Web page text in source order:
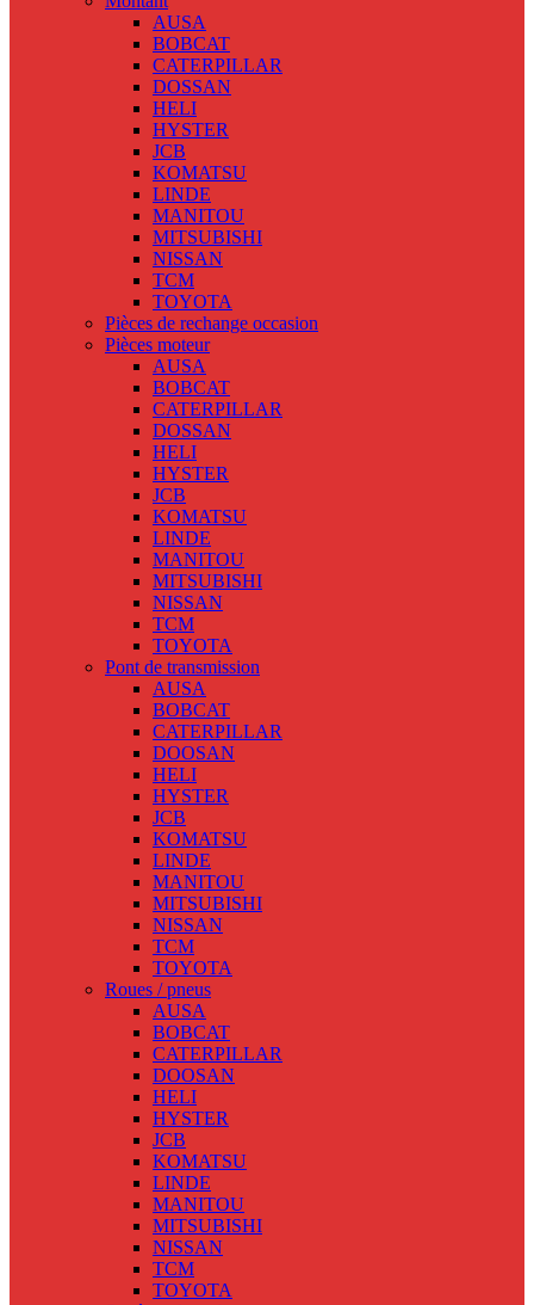
AUSA
BOBCAT
CATERPILLAR
DOSSAN
HELI
HYSTER
JCB
KOMATSU
LINDE
MANITOU
MITSUBISHI
NISSAN
TCM
TOYOTA
Pièces de rechange occasion
Pièces moteur
AUSA
BOBCAT
CATERPILLAR
DOSSAN
HELI
HYSTER
JCB
KOMATSU
LINDE
MANITOU
MITSUBISHI
NISSAN
TCM
TOYOTA
Pont de transmission
AUSA
BOBCAT
CATERPILLAR
DOOSAN
HELI
HYSTER
JCB
KOMATSU
LINDE
MANITOU
MITSUBISHI
NISSAN
TCM
TOYOTA
Roues / pneus
AUSA
BOBCAT
CATERPILLAR
DOOSAN
HELI
HYSTER
JCB
KOMATSU
LINDE
MANITOU
MITSUBISHI
NISSAN
TCM
TOYOTA